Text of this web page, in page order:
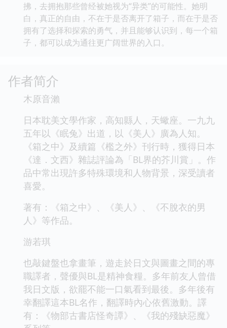
拂，去拥抱那些曾经被她视为“异类”的可能性。她明
白，真正的自由，不在于是否离开了箱子，而在于是否
拥有了选择和探索的勇气，并且能够认识到，每一个箱
子，都可以成为通往更广阔世界的入口。
作者简介
木原音瀨
日本耽美文學作家，高知縣人，天蠍座。一九九
五年以《眠兔》出道，以《美人》廣為人知。
《箱之中》及續篇《檻之外》刊行時，獲得日本
《達．文西》雜誌評論為「BL界的芥川賞」。作
品中常出現許多特殊環境和人物背景，深受讀者
喜愛。
著有：《箱之中》、《美人》、《不脫衣的男
人》等作品。
游若琪
也敲鍵盤也拿畫筆，遊走於日文與圖畫之間的專
職譯者，聲優與BL是精神食糧。多年前友人曾借
我日文版，欲罷不能一口氣看到最後。多年後有
幸翻譯這本BL名作，翻譯時內心依舊激動。譯
有：《物部古書店怪奇譚》、《我的殘缺惡魔》